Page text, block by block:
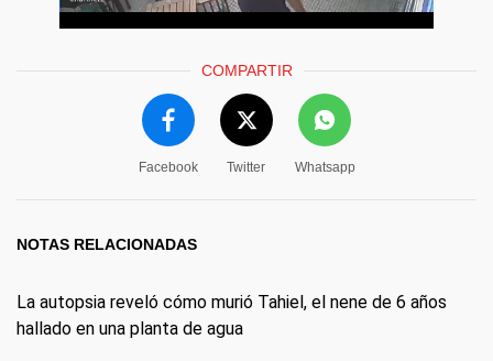
COMPARTIR
Facebook Twitter Whatsapp
NOTAS RELACIONADAS
La autopsia reveló cómo murió Tahiel, el nene de 6 años
hallado en una planta de agua